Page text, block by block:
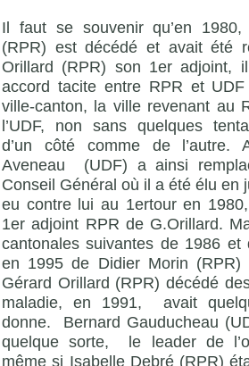
Il faut se souvenir qu’en 1980,
(RPR) est décédé et avait été
Orillard (RPR) son 1er adjoint,
accord tacite entre RPR et
ville-canton, la ville revenant
l’UDF, non sans quelques
d’un côté comme de l’autre.
Aveneau (UDF) a ainsi
Conseil Général où il a été élu en
eu contre lui au 1ertour en
1er adjoint RPR de G.Orillard.
cantonales suivantes de 1986
en 1995 de Didier Morin (RPR)
Gérard Orillard (RPR) décédé
maladie, en 1991, avait
donne. Bernard Gauducheau
quelque sorte, le leader de
même si Isabelle Debré (RPR)